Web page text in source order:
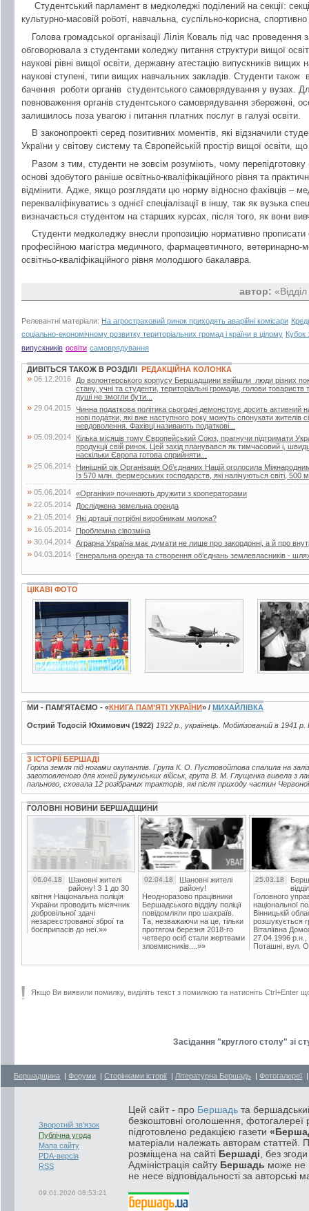
Студентський парламент в медколеджі поділений на секції:
культурно-масовій роботі, навчальна, суспільно-корисна,
Голова громадської організації Лілія Коваль під час проведення
обговорювала з студентами коледжу питання структури вищої
наукові рівні вищої освіти, державну атестацію випускників вищих
наукові ступені, типи вищих навчальних закладів. Студенти
бачення роботи органів студентського самоврядування у вузах.
повноваження органів студентського самоврядування збережені,
залишилось поза увагою і питання платних послуг в галузі освіти.
В законопроекті серед позитивних моментів, які відзначили
України у світову систему та Європейській простір вищої освіти,
Разом з тим, студенти не зовсім розуміють, чому перепідготовку
основі здобутого раніше освітньо-кваліфікаційного рівня та
відмінити. Адже, якщо розглядати цю норму відносно фахівців –
перекваліфікуватись з однієї спеціалізації в іншу, так як вузька
визначається студентом на старших курсах, після того, як вони
Студенти медколеджу внесли пропозицію нормативно прописати
професійною магістра медичного, фармацевтичного, ветеринарно-
освітньо-кваліфікаційного рівня молодшого бакалавра.
автор:
Релевантні матеріали: На агростраховий ринок приходять аварійні комісари
соціально-економічному розвитку територіальних громад і країни в цілому Кубок
випускників освіти самоврядування
ДИВІТЬСЯ ТАКОЖ В РОЗДІЛІ РЕДАКЦІЙНА КОЛОНКА
» 06.12.2016
До волонтерського корпусу Бершадщини ввійшли люди різних
стану, учні та студенти, територіальні громади, голови
душі не змогли бути...
» 29.04.2015 Чинна податкова політика сьогодні демонструє досить активний
нові податки, які вже наступного року можуть спонукати жителів
невдоволення. Фахівці називають податкові...
» 05.09.2014
Кілька місяців тому Європейський Союз, прагнучи підтримати
продукції свій ринок. Цей захід планувався як тимчасовий і,
наскільки Європа готова сприйняти...
» 25.06.2014
Нинішній рік Організація Об’єднаних Націй оголосила
Із 570 млн. фермерських господарств, які налічуються світі, 500
» 05.06.2014 «Органіки» починають дружити з кооператорами
» 22.05.2014 Досліджена земельна оренда
» 21.05.2014 Які дотації потрібні виробникам молока?
» 16.05.2014 Проблемна сівозміна
» 30.04.2014 Аграрна Україна має думати не лише про закордонні, а й про
» 04.03.2014 Генеральна оренда та створення об’єднань землевласників -
ЦІКАВІ ФОТО
4 фото
МИ - ПАМ’ЯТАЄМО - «КНИГА ПАМ’ЯТІ УКРАЇНИ» / МИХАЙЛІВКА
Острий Тодосій Юхимович (1922) 1922 р., українець. Мобілізований в 1941
З ІСТОРІЇ БЕРШАДІ
Горіла земля під ногами окупантів. Група К. О. Пустовойтова спалила на
заготовленого для коней румунських військ, група В. М. Глущенка вивела з
пального, сховала 12 розібраних тракторів, які після приходу частин
ГОЛОВНІ НОВИНИ БЕРШАДЩИНИ
06.04.18
Шановні жителі
району! З 1 до 30
квітня Національна поліція
України проводить місячник
добровільної здачі
незареєстрованої зброї та
боєприпасів до неї.»»
02.04.18
Шановні жителі
району!
Неодноразово працівники
Бершадського відділу поліції
повідомляли про шахраїв.
Та, незважаючи на це, тільки
протягом березня 2018-го
четверо осіб стали жертвами
зловмисників....»»
25.03.18
Головного
національної
Вінницькій
розшукується
Віталіївна
27.04.1996 р.н.,
Поташні, вул.
Якщо Ви виявили помилку, виділіть текст з помилкою та натисніть Ctrl+Enter
Засідання "круглого столу" зі
Бершадщина | Форуми | Сторінками історії | Літературна Бершадь | Фотогалереї
Зворотній зв'язок
Публічна угода
Мапа сайту
PDA-версія
RSS
09.01.2026 08:53:21
Цей сайт - про Бершадь та
безкоштовні оголошення, фотогалереї
підготовлено редакцією газети
матеріали належать авторам статтей.
розміщена на сайті Бершаді , без
Адміністрація сайту Бершадь може не
не несе відповідальності за авторські